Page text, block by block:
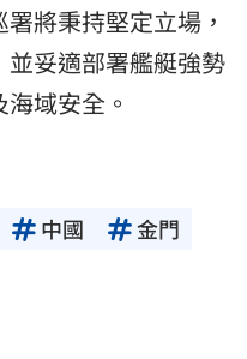
將秉持堅定立場，
妥適部署艦艇強勢
域安全。
中國 金門